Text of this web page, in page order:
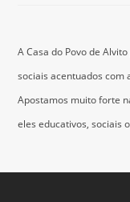
A Casa do Povo de
sociais acentuados com
Apostamos muito forte
eles educativos, sociais